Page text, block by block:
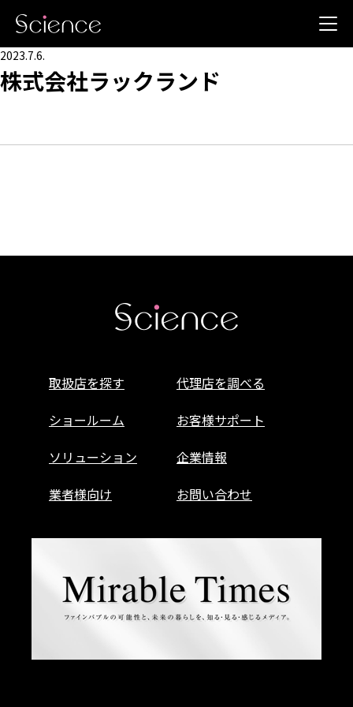
2023.7.6.
株式会社ラックランド
取扱店を探す
代理店を調べる
ショールーム
お客様サポート
ソリューション
企業情報
業者様向け
お問い合わせ